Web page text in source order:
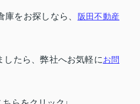
をお探しなら、 阪田不動産
したら、弊社へお気軽にお問